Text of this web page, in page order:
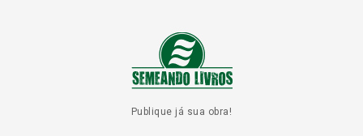
Publique já sua obra!